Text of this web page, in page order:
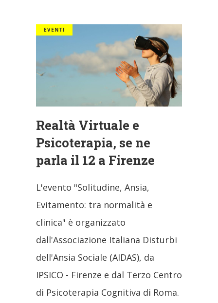
EVENTI
Realtà Virtuale e
Psicoterapia, se ne
parla il 12 a Firenze
L'evento "Solitudine, Ansia,
Evitamento: tra normalità e
clinica" è organizzato
dall'Associazione Italiana Disturbi
dell'Ansia Sociale (AIDAS), da
IPSICO - Firenze e dal Terzo Centro
di Psicoterapia Cognitiva di Roma.